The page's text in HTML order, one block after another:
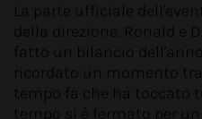
La parte ufficiale
della direzione. Ronald e
fatto un bilancio
ricordato un momento
tempo fa che ha toccato
tempo si è fermato per